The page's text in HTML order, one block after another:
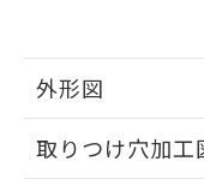
外形図
取りつけ穴加工
指しま
51物質の非
※本証明書は
るもので、
ものではあり
また、